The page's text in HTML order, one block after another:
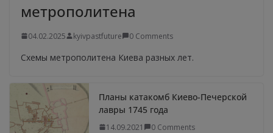
метрополитена
04.02.2025 kyivpastfuture 0 Comments
Схемы метрополитена Киева разных лет.
Планы катакомб Киево-Печерской
лавры 1745 года
14.09.2021 0 Comments